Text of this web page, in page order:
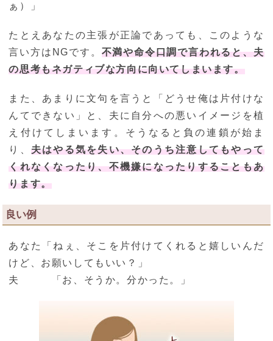
ぁ）」
たとえあなたの主張が正論であっても、このような
言い方はNGです。 不満や命令口調で言われると、夫
の思考もネガティブな方向に向いてしまいます。
また、あまりに文句を言うと「どうせ俺は片付けな
んてできない」と、夫に自分への悪いイメージを植
え付けてしまいます。そうなると負の連鎖が始ま
り、 夫はやる気を失い、そのうち注意してもやって
くれなくなったり、不機嫌になったりすることもあ
ります。
良い例
あなた「ねぇ、そこを片付けてくれると嬉しいんだ
けど、お願いしてもいい？」
夫 「お、そうか。分かった。」